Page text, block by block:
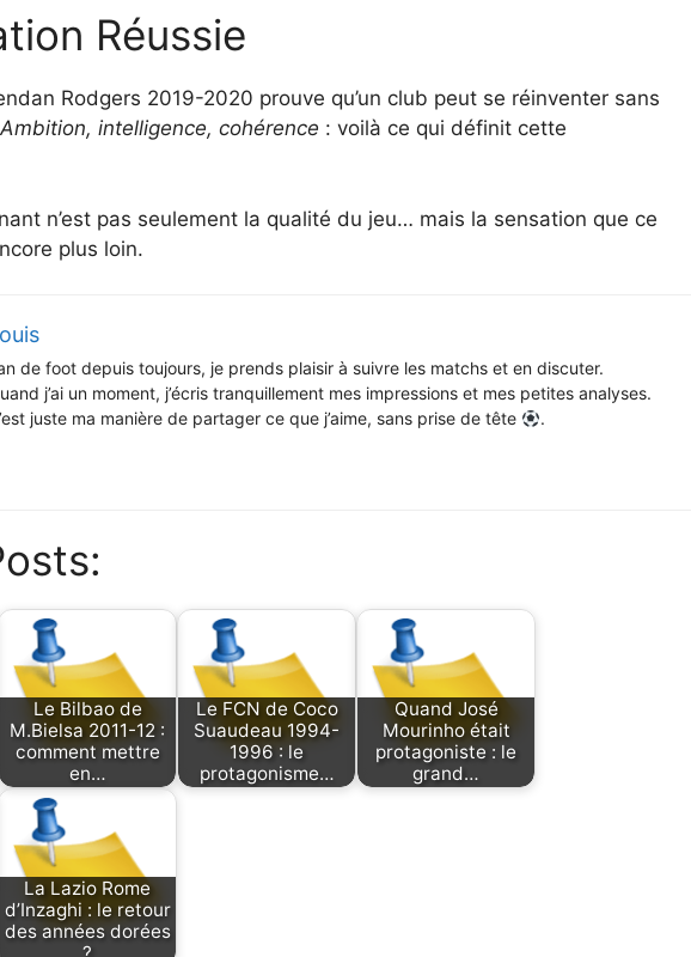
Réussie
Rodgers 2019-2020 prouve qu’un club peut se réinventer sans
Ambition, intelligence, cohérence : voilà ce qui définit cette
n’est pas seulement la qualité du jeu… mais la sensation que ce
plus loin.
de foot depuis toujours, je prends plaisir à suivre les matchs et en discuter.
j’ai un moment, j’écris tranquillement mes impressions et mes petites analyses.
juste ma manière de partager ce que j’aime, sans prise de tête
.
Le Bilbao de
M.Bielsa 2011-12 :
comment mettre
en…
Le FCN de Coco
Suaudeau 1994-
1996 : le
protagonisme…
Quand José
Mourinho était
protagoniste : le
grand…
La Lazio Rome
d’Inzaghi : le retour
des années dorées